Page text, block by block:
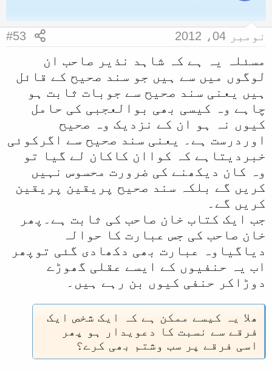
o
s
نومبر 04، 2012 #53
مسئلہ یہ ہے کہ شاہد نذیر صاحب ان
لوگوں میں سے ہیں جو سند صحیح کے قائل
ہیں یعنی سند صحیح سے جوبات ثابت ہو
چاہے وہ کیسی بھی بوالعجبی کی حامل
کیوں نہ ہو ان کے نزدیک وہ صحیح
اوردرست ہے۔ یعنی سند صحیح سے اگرکوئی
خبردیتاہے کہ کواان کاکان لے گیا تو
وہ کان دیکھنے کی ضرورت محسوس نہیں
کریں گے بلکہ سند صحیح پریقین پریقین
کریں گے۔
جب ایک کتاب خان صاحب کی ثابت ہے۔پھر
خان صاحب کی جس عبارت کا حوالہ
دیاگیاوہ عبارت بھی دکھادی گئی توپھر
اب یہ حنفیوں کے ایسے عقلی گھوڑے
دوڑاکر حنفی کیوں بن رہے ہیں۔
ھلا یہ کیسے ممکن ہے کہ ایک شخص ایک
فرقے سے نسبت کا دعویدار ہو پھر
اسی فرقے پر سب وشتم بھی کرے؟